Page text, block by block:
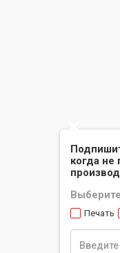
когда не
Печать